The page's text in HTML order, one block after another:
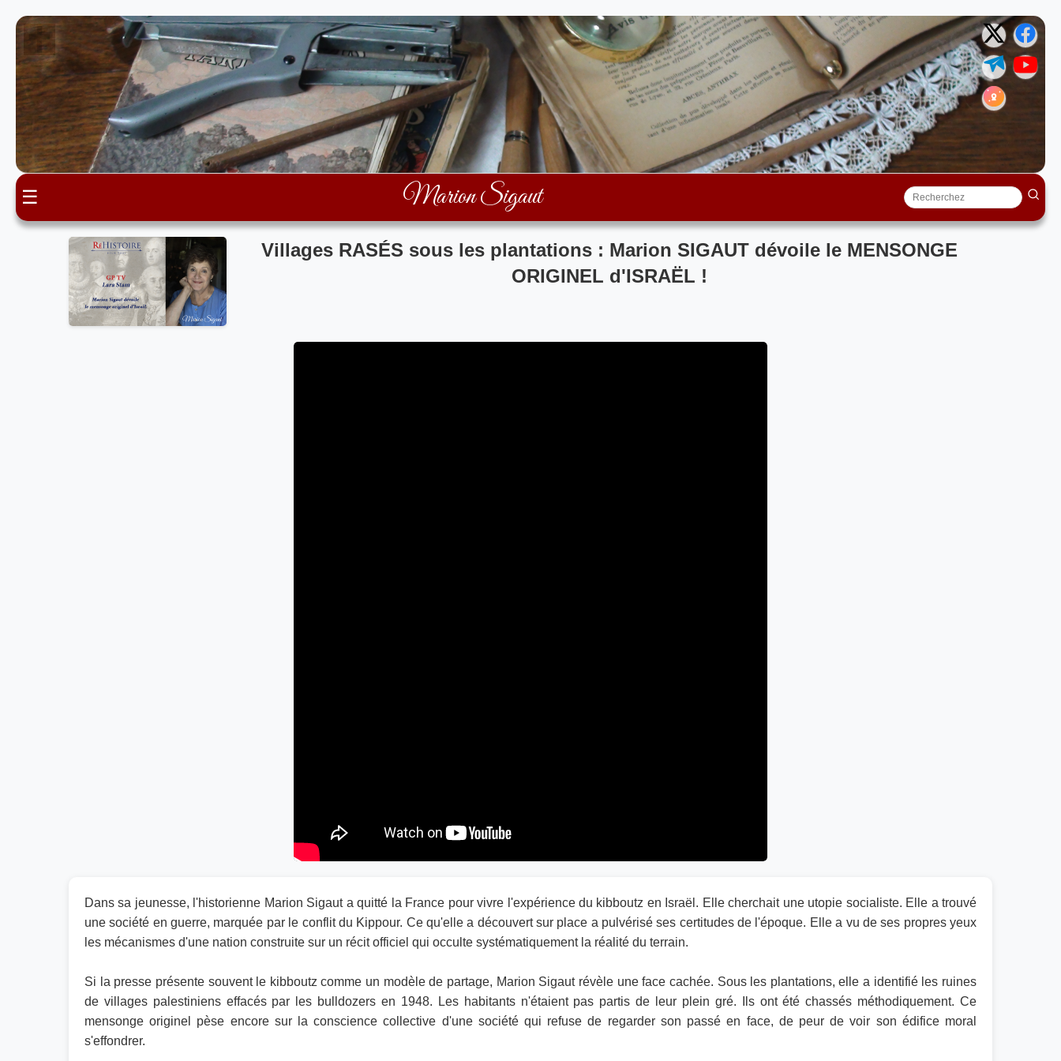
☰ Marion Sigaut
Villages RASÉS sous les plantations : Marion SIGAUT dévoile le MENSONGE
ORIGINEL d'ISRAËL !
Dans sa jeunesse, l'historienne Marion Sigaut a quitté la France pour vivre l'expérience du kibboutz en Israël. Elle cherchait une utopie socialiste. Elle a trouvé
une société en guerre, marquée par le conflit du Kippour. Ce qu'elle a découvert sur place a pulvérisé ses certitudes de l'époque. Elle a vu de ses propres yeux
les mécanismes d'une nation construite sur un récit officiel qui occulte systématiquement la réalité du terrain.
Si la presse présente souvent le kibboutz comme un modèle de partage, Marion Sigaut révèle une face cachée. Sous les plantations, elle a identifié les ruines
de villages palestiniens effacés par les bulldozers en 1948. Les habitants n'étaient pas partis de leur plein gré. Ils ont été chassés méthodiquement. Ce
mensonge originel pèse encore sur la conscience collective d'une société qui refuse de regarder son passé en face, de peur de voir son édifice moral
s'effondrer.